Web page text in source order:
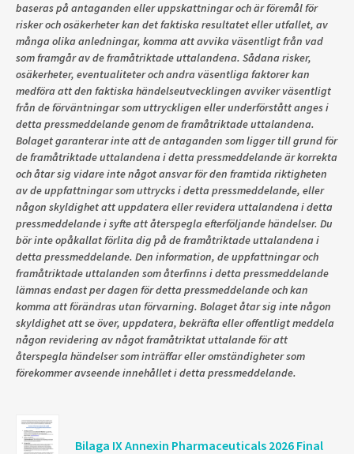
baseras på antaganden eller uppskattningar och är föremål för
risker och osäkerheter kan det faktiska resultatet eller utfallet, av
många olika anledningar, komma att avvika väsentligt från vad
som framgår av de framåtriktade uttalandena. Sådana risker,
osäkerheter, eventualiteter och andra väsentliga faktorer kan
medföra att den faktiska händelseutvecklingen avviker väsentligt
från de förväntningar som uttryckligen eller underförstått anges i
detta pressmeddelande genom de framåtriktade uttalandena.
Bolaget garanterar inte att de antaganden som ligger till grund för
de framåtriktade uttalandena i detta pressmeddelande är korrekta
och åtar sig vidare inte något ansvar för den framtida riktigheten
av de uppfattningar som uttrycks i detta pressmeddelande, eller
någon skyldighet att uppdatera eller revidera uttalandena i detta
pressmeddelande i syfte att återspegla efterföljande händelser. Du
bör inte opåkallat förlita dig på de framåtriktade uttalandena i
detta pressmeddelande. Den information, de uppfattningar och
framåtriktade uttalanden som återfinns i detta pressmeddelande
lämnas endast per dagen för detta pressmeddelande och kan
komma att förändras utan förvarning. Bolaget åtar sig inte någon
skyldighet att se över, uppdatera, bekräfta eller offentligt meddela
någon revidering av något framåtriktat uttalande för att
återspegla händelser som inträffar eller omständigheter som
förekommer avseende innehållet i detta pressmeddelande.
Bilaga IX Annexin Pharmaceuticals 2026 Final